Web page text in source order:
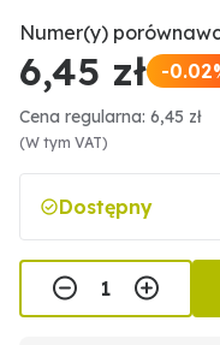
Numer(y)
6,45 zł -
Cena regularna: 6,45 zł
(W tym VAT)
Dostępny